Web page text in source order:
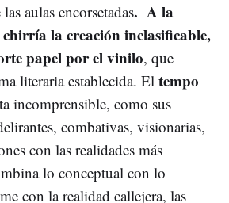
aulas encorsetadas. A la
la creación inclasificable,
papel por el vinilo, que
literaria establecida. El tempo
incomprensible, como sus
combativas, visionarias,
con las realidades más
lo conceptual con lo
con la realidad callejera, las